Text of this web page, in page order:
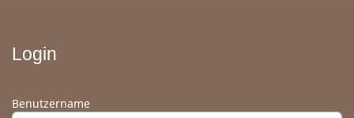
Login
Benutzername